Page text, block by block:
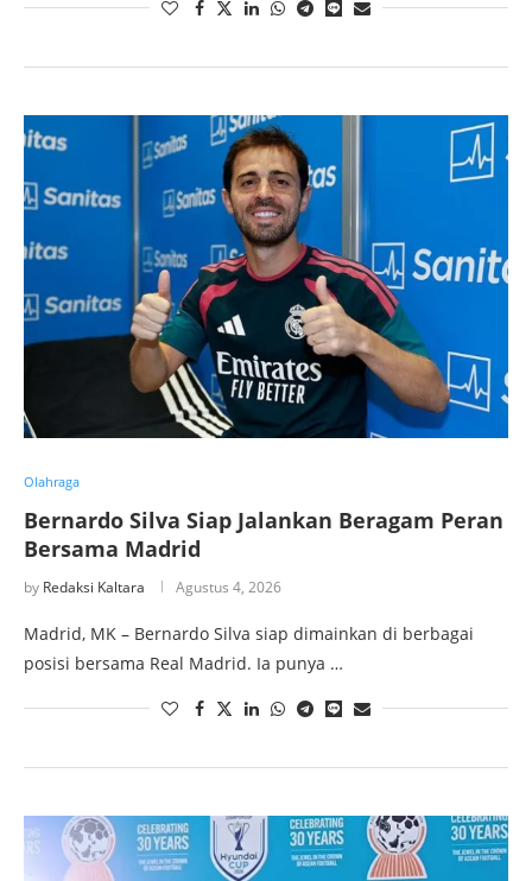
Olahraga
Bernardo Silva Siap Jalankan Beragam Peran
Bersama Madrid
by Redaksi Kaltara Agustus 4, 2026
Madrid, MK – Bernardo Silva siap dimainkan di berbagai
posisi bersama Real Madrid. Ia punya …